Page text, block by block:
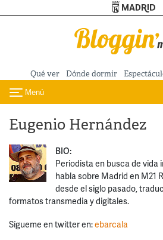
Pasar al contenido principal
Qué ver Dónde dormir
Toggle navigation
Menú
Eugenio Hernández
BIO:
Periodista en busca de vida
habla sobre Madrid en M21
desde el siglo pasado,
formatos transmedia y digitales.
Sígueme en twitter en:ebarcala